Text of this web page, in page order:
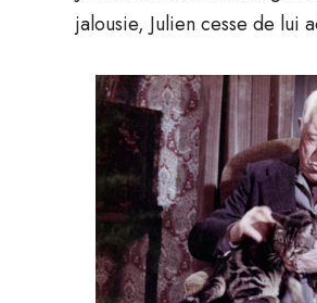
jalousie, Julien cesse de lui